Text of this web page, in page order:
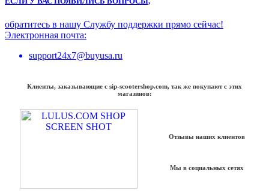
обратитесь в нашу Службу поддержки прямо сейчас!
Электронная почта:
support24x7@buyusa.ru
Клиенты, заказывающие с sip-scootershop.com, так же покупают с этих
магазинов:
Отзывы наших клиентов
Мы в социальных сетях